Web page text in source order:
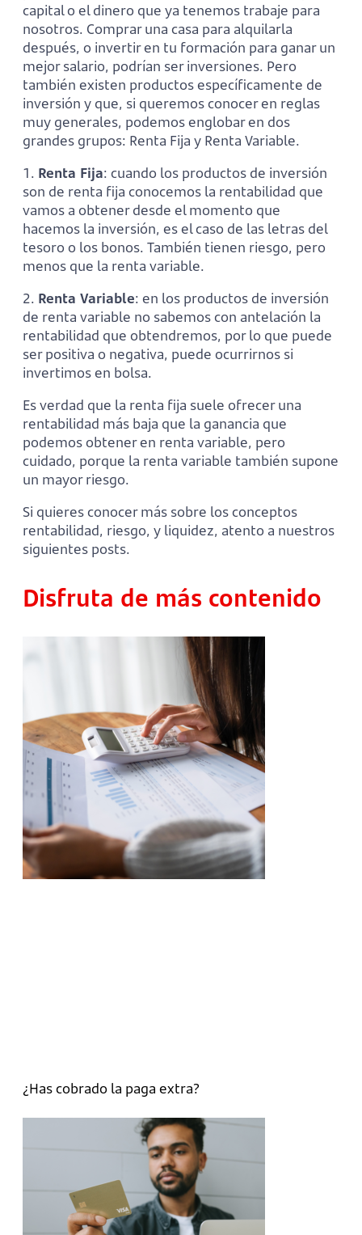
capital o el dinero que ya tenemos trabaje para
nosotros. Comprar una casa para alquilarla
después, o invertir en tu formación para ganar un
mejor salario, podrían ser inversiones. Pero
también existen productos específicamente de
inversión y que, si queremos conocer en reglas
muy generales, podemos englobar en dos
grandes grupos: Renta Fija y Renta Variable.
1. Renta Fija: cuando los productos de inversión
son de renta fija conocemos la rentabilidad que
vamos a obtener desde el momento que
hacemos la inversión, es el caso de las letras del
tesoro o los bonos. También tienen riesgo, pero
menos que la renta variable.
2. Renta Variable: en los productos de inversión
de renta variable no sabemos con antelación la
rentabilidad que obtendremos, por lo que puede
ser positiva o negativa, puede ocurrirnos si
invertimos en bolsa.
Es verdad que la renta fija suele ofrecer una
rentabilidad más baja que la ganancia que
podemos obtener en renta variable, pero
cuidado, porque la renta variable también supone
un mayor riesgo.
Si quieres conocer más sobre los conceptos
rentabilidad, riesgo, y liquidez, atento a nuestros
siguientes posts.
Disfruta de más contenido
¿Has cobrado la paga extra?